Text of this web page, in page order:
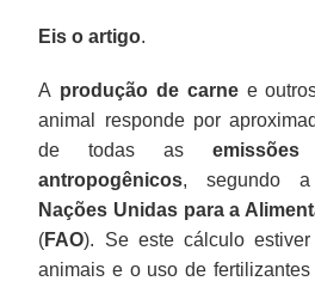
Eis o artigo.
A produção de carnee
animal responde por
de todas as
antropogênicos, segundo
Nações Unidas para a
(FAO). Se este cálculo
animais e o uso de